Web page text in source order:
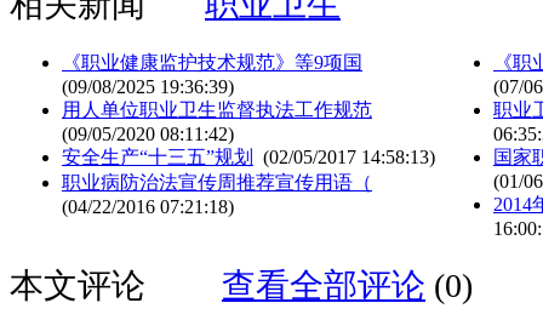
《职业健康监护技术规范》等9项国
(09/08/2025 19:36:39)
用人单位职业卫生监督执法工作规范
(09/05/2020 08:11:42)
安全生产“十三五”规划
(02/05/2017 14:58:13)
职业病防治法宣传周推荐宣传用语（
(04/22/2016 07:21:18)
《
(07/
职业
国家
(01/
2014
本文评论 查看全部评论 (0)